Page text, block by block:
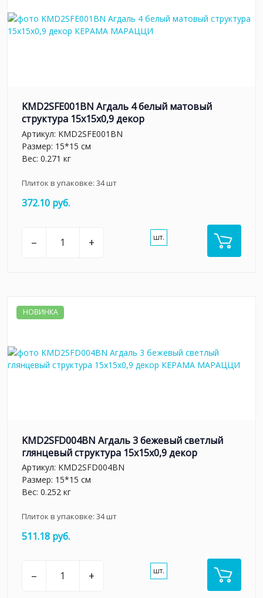
KMD2SFE001BN Агдаль 4 белый матовый
структура 15x15x0,9 декор
Артикул: KMD2SFE001BN
Размер: 15*15 см
Вес: 0.271 кг
Плиток в упаковке: 34шт
372.10 руб.
– + шт.
НОВИНКА
KMD2SFD004BN Агдаль 3 бежевый светлый
глянцевый структура 15x15x0,9 декор
Артикул: KMD2SFD004BN
Размер: 15*15 см
Вес: 0.252 кг
Плиток в упаковке: 34шт
511.18 руб.
– + шт.